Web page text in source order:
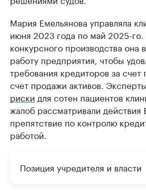
Мария Емельянова управляла
июня 2023 года по май 2025-го.
конкурсного производства она
работу предприятия, чтобы
требования кредиторов за счет
счет продажи активов. Эксперты
риски для сотен пациентов
жалоб рассматривали действия
препятствие по контролю
работой.
Позиция учредителя и власти